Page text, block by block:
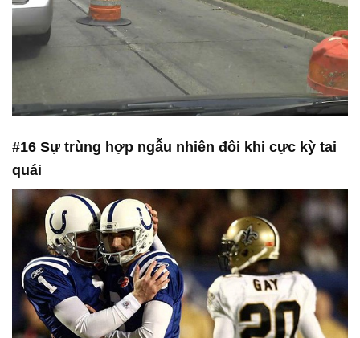
#16 Sự trùng hợp ngẫu nhiên đôi khi cực kỳ tai
quái